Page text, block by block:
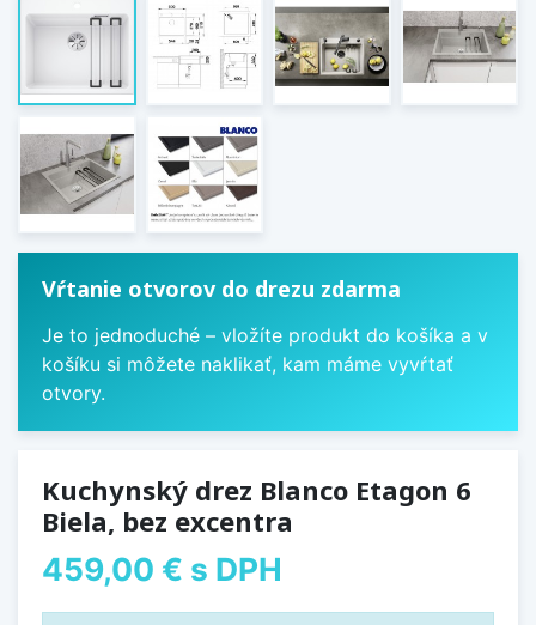
Vŕtanie otvorov do drezu zdarma
Je to jednoduché – vložíte produkt do košíka a v
košíku si môžete naklikať, kam máme vyvŕtať
otvory.
Kuchynský drez Blanco Etagon 6
Biela, bez excentra
459,00 € s DPH